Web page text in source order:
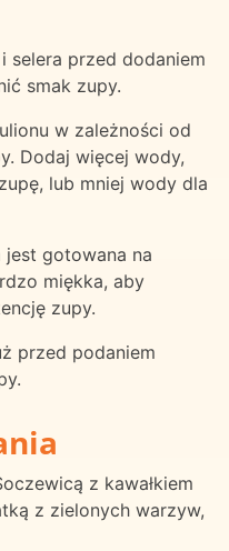
selera przed dodaniem
smak zupy.
w zależności od
Dodaj więcej wody,
lub mniej wody dla
gotowana na
miękka, aby
zupy.
przed podaniem
z kawałkiem
z zielonych warzyw,